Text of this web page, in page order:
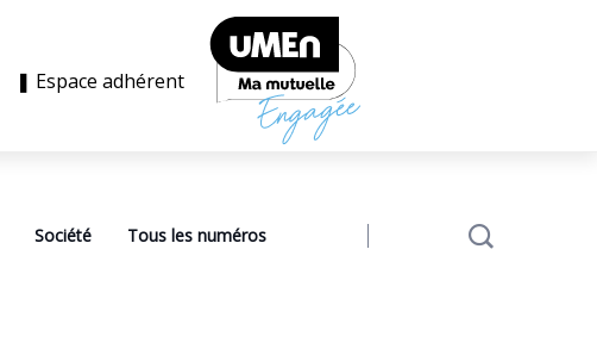
❚ Espace adhérent
Société Tous les numéros